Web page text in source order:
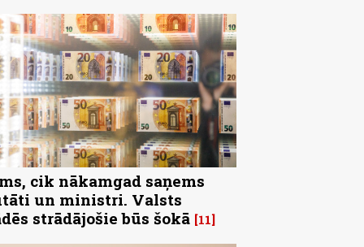
cik nākamgad saņems
un ministri. Valsts
strādājošie būs šokā 11